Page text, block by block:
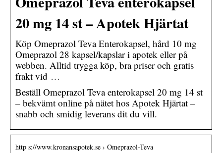
20 mg 14 st – Apotek Hjärtat
Köp Omeprazol Teva Enterokapsel, hård 10 mg
Omeprazol 28 kapsel/kapslar i apotek eller på
webben. Alltid trygga köp, bra priser och gratis
frakt vid …
Beställ Omeprazol Teva enterokapsel 20 mg 14 st
– bekvämt online på nätet hos Apotek Hjärtat –
snabb och smidig leverans dit du vill.
http s://www.kronansapotek.se › Omeprazol-Teva